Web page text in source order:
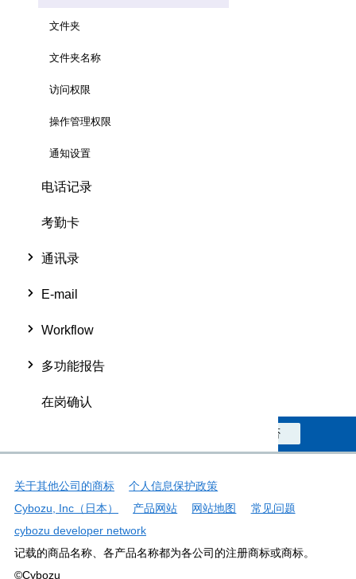
文件夹
文件夹名称
访问权限
操作管理权限
通知设置
电话记录
考勤卡
通讯录
E-mail
Workflow
多功能报告
在岗确认
否
关于其他公司的商标
个人信息保护政策
Cybozu, Inc（日本）
产品网站 网站地图
常见问题
cybozu developer network
记载的商品名称、各产品名称都为各公司的注册商标或商标。
©Cybozu